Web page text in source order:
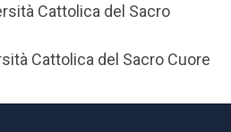
Cattolica del Sacro
Cattolica del Sacro Cuore